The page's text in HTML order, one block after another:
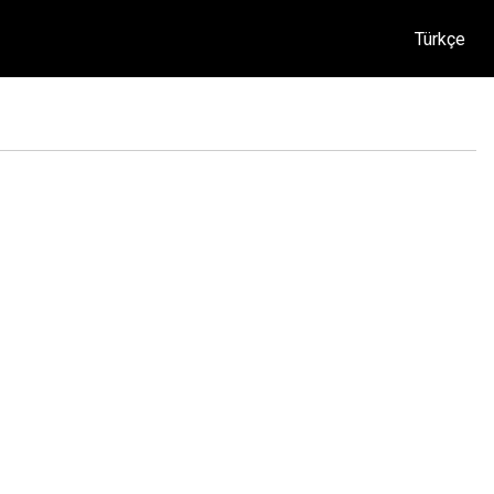
Türkçe